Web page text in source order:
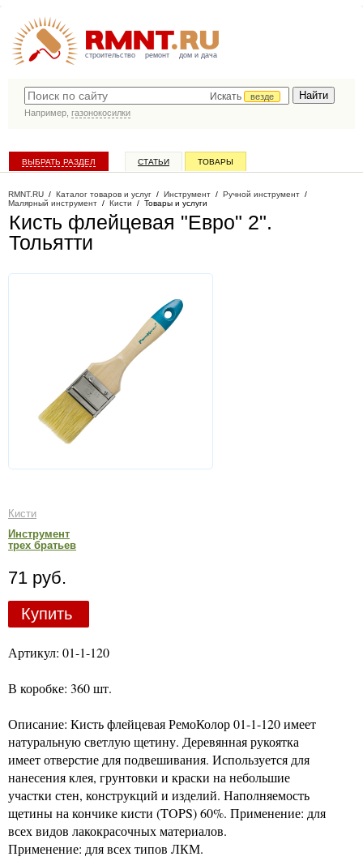
строительство ремонт дом и дача
Искать
везде
Например, газонокосилки
ВЫБРАТЬ РАЗДЕЛ СТАТЬИ ТОВАРЫ
RMNT.RU / Каталог товаров и услуг / Инструмент / Ручной инструмент /
Малярный инструмент / Кисти / Товары и услуги
Кисть флейцевая "Евро" 2".
Тольятти
Кисти
Инструмент
трех братьев
71 руб.
Купить
Артикул: 01-1-120
В коробке: 360 шт.
Описание: Кисть флейцевая РемоКолор 01-1-120 имеет
натуральную светлую щетину. Деревянная рукоятка
имеет отверстие для подвешивания. Используется для
нанесения клея, грунтовки и краски на небольшие
участки стен, конструкций и изделий. Наполняемость
щетины на кончике кисти (TOPS) 60%. Применение: для
всех видов лакокрасочных материалов.
Применение: для всех типов ЛКМ.